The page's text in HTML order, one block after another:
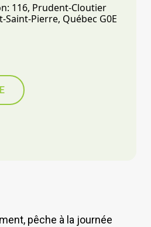
116, Prudent-Cloutier
Saint-Pierre, Québec G0E
pêche à la journée